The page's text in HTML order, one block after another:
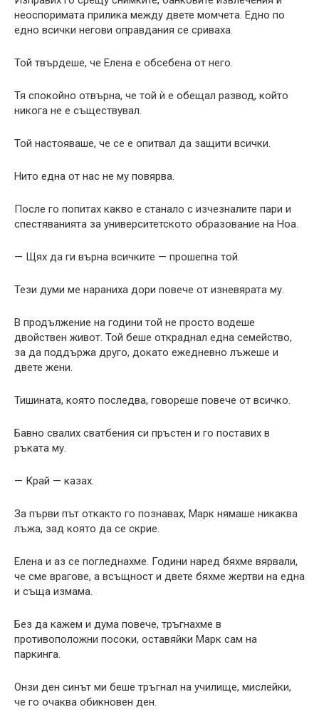
неоспоримата прилика между двете момчета. Едно по
едно всички негови оправдания се сриваха.
Той твърдеше, че Елена е обсебена от него.
Тя спокойно отвърна, че той ѝ е обещал развод, който
никога не е съществувал.
Той настояваше, че се е опитвал да защити всички.
Нито една от нас не му повярва.
После го попитах какво е станало с изчезналите пари и
спестяванията за университетското образование на Ноа.
— Щях да ги върна всичките — прошепна той.
Тези думи ме нараниха дори повече от изневярата му.
В продължение на години той не просто водеше
двойствен живот. Той беше откраднал една семейство,
за да поддържа друго, докато ежедневно лъжеше и
двете жени.
Тишината, която последва, говореше повече от всичко.
Бавно свалих сватбения си пръстен и го поставих в
ръката му.
— Край — казах.
За първи път откакто го познавах, Марк нямаше никаква
лъжа, зад която да се скрие.
Елена и аз се погледнахме. Години наред бяхме вярвали,
че сме врагове, а всъщност и двете бяхме жертви на една
и съща измама.
Без да кажем и дума повече, тръгнахме в
противоположни посоки, оставяйки Марк сам на
паркинга.
Онзи ден синът ми беше тръгнал на училище, мислейки,
че го очаква обикновен ден.